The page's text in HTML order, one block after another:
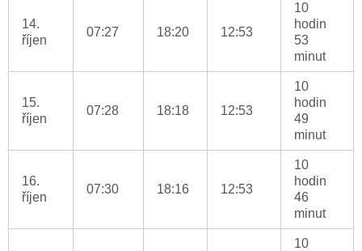
14.
říjen
07:27 18:20 12:53
10
hodin
53
minut
15.
říjen
07:28 18:18 12:53
10
hodin
49
minut
16.
říjen
07:30 18:16 12:53
10
hodin
46
minut
10